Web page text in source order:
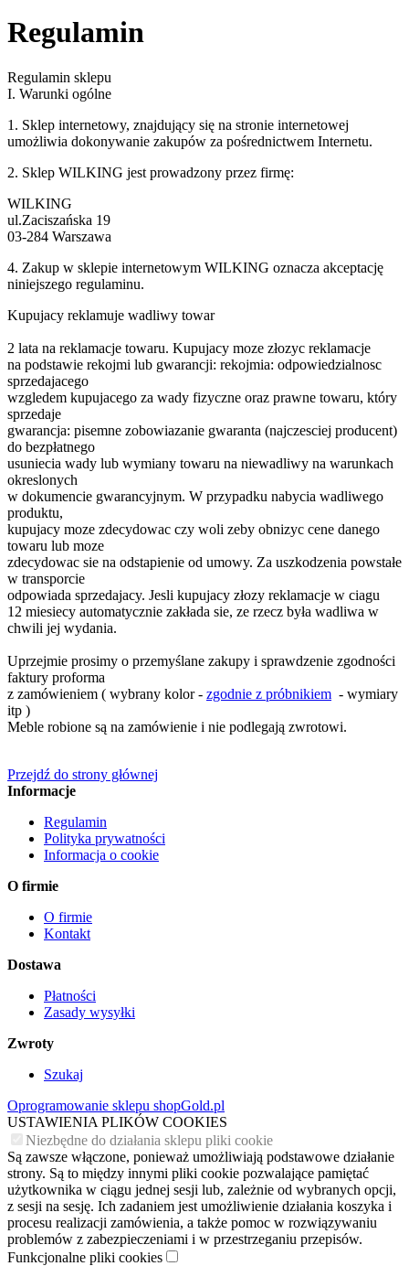
Regulamin
Regulamin sklepu
I. Warunki ogólne
1. Sklep internetowy, znajdujący się na stronie internetowej
umożliwia dokonywanie zakupów za pośrednictwem Internetu.
2. Sklep WILKING jest prowadzony przez firmę:
WILKING
ul.Zaciszańska 19
03-284 Warszawa
4. Zakup w sklepie internetowym WILKING oznacza akceptację
niniejszego regulaminu.
Kupujacy reklamuje wadliwy towar
2 lata na reklamacje towaru. Kupujacy moze złozyc reklamacje
na podstawie rekojmi lub gwarancji: rekojmia: odpowiedzialnosc
sprzedajacego
wzgledem kupujacego za wady fizyczne oraz prawne towaru, który
sprzedaje
gwarancja: pisemne zobowiazanie gwaranta (najczesciej producent)
do bezpłatnego
usuniecia wady lub wymiany towaru na niewadliwy na warunkach
okreslonych
w dokumencie gwarancyjnym. W przypadku nabycia wadliwego
produktu,
kupujacy moze zdecydowac czy woli zeby obnizyc cene danego
towaru lub moze
zdecydowac sie na odstapienie od umowy. Za uszkodzenia powstałe
w transporcie
odpowiada sprzedajacy. Jesli kupujacy złozy reklamacje w ciagu
12 miesiecy automatycznie zakłada sie, ze rzecz była wadliwa w
chwili jej wydania.
Uprzejmie prosimy o przemyślane zakupy i sprawdzenie zgodności
faktury proforma
z zamówieniem ( wybrany kolor - zgodnie z próbnikiem - wymiary
itp )
Meble robione są na zamówienie i nie podlegają zwrotowi.
Przejdź do strony głównej
Informacje
Regulamin
Polityka prywatności
Informacja o cookie
O firmie
O firmie
Kontakt
Dostawa
Płatności
Zasady wysyłki
Zwroty
Szukaj
Oprogramowanie sklepu shopGold.pl
USTAWIENIA PLIKÓW COOKIES
Niezbędne do działania sklepu pliki cookie
Są zawsze włączone, ponieważ umożliwiają podstawowe działanie
strony. Są to między innymi pliki cookie pozwalające pamiętać
użytkownika w ciągu jednej sesji lub, zależnie od wybranych opcji,
z sesji na sesję. Ich zadaniem jest umożliwienie działania koszyka i
procesu realizacji zamówienia, a także pomoc w rozwiązywaniu
problemów z zabezpieczeniami i w przestrzeganiu przepisów.
Funkcjonalne pliki cookies